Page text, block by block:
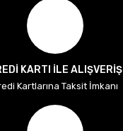
KARTI İLE ALIŞVERİŞ
Kartlarına Taksit İmkanı